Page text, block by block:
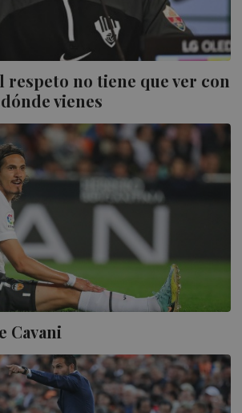
respeto no tiene que ver con
vienes
Cavani